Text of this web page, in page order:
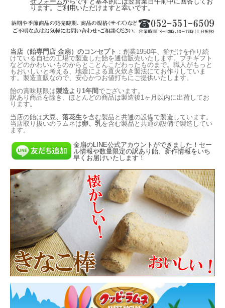
ります。ご利用いただけますと幸いです。
当店（飴専門店 金扇）のコンセプト ：創業1950年、飴だけを作り続
けている自社の工場で製造した飴を通信販売いたします。プチギフト
などのかわいいものからとことんこだわったものまで。職人がもっと
もおいしいと考える、地釜による直火炊き製法にてお作りしていま
す。製造直販なので、安心かつお値打ちにご提供いたします。
飴の賞味期限は製造より1年間 でございます。
訳あり商品を除き、ほとんどの商品は製造後1ヶ月以内に出荷してお
ります。
当店の飴は大豆、落花生を含む製品と共通の設備で製造しています。
当店取り扱いのラムネは卵、乳を含む製品と共通の設備で製造してい
ます。
金扇のLINE公式アカウントができました！セー
ル情報や数量限定の訳あり飴、新作情報をいち
早くお届けいたします！